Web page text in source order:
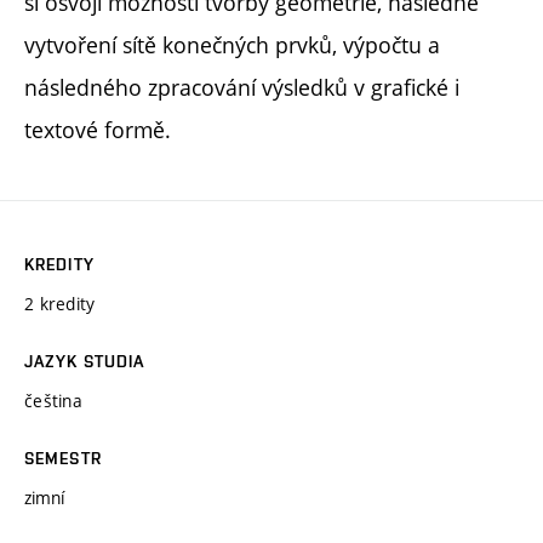
vytvoření sítě konečných prvků, výpočtu a
následného zpracování výsledků v grafické i
textové formě.
KREDITY
2 kredity
JAZYK STUDIA
čeština
SEMESTR
zimní